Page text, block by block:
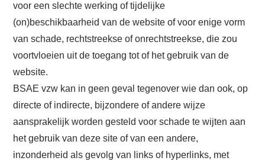
voor een slechte werking of tijdelijke
(on)beschikbaarheid van de website of voor enige vorm
van schade, rechtstreekse of onrechtstreekse, die zou
voortvloeien uit de toegang tot of het gebruik van de
website.
BSAE vzw kan in geen geval tegenover wie dan ook, op
directe of indirecte, bijzondere of andere wijze
aansprakelijk worden gesteld voor schade te wijten aan
het gebruik van deze site of van een andere,
inzonderheid als gevolg van links of hyperlinks, met